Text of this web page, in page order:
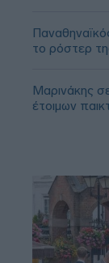
το ρόστερ
Μαρινάκης
έτοιμων